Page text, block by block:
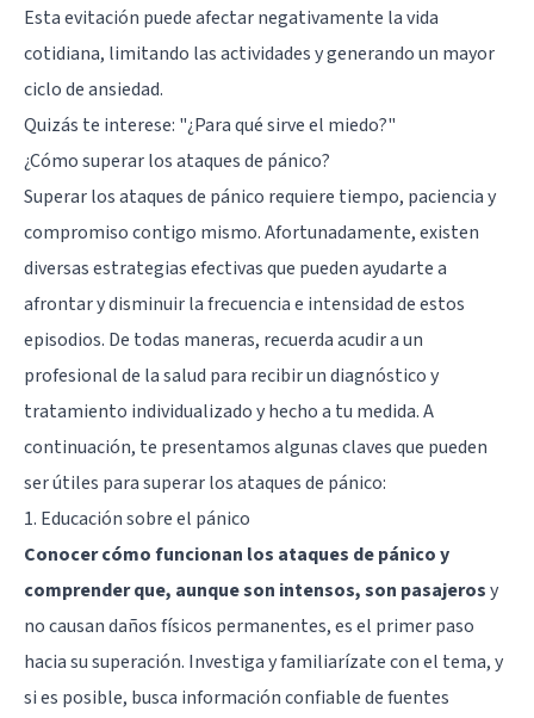
Esta evitación puede afectar negativamente la vida
cotidiana, limitando las actividades y generando un mayor
ciclo de ansiedad.
Quizás te interese: "¿Para qué sirve el miedo?"
¿Cómo superar los ataques de pánico?
Superar los ataques de pánico requiere tiempo, paciencia y
compromiso contigo mismo. Afortunadamente, existen
diversas estrategias efectivas que pueden ayudarte a
afrontar y disminuir la frecuencia e intensidad de estos
episodios. De todas maneras, recuerda acudir a un
profesional de la salud para recibir un diagnóstico y
tratamiento individualizado y hecho a tu medida. A
continuación, te presentamos algunas claves que pueden
ser útiles para superar los ataques de pánico:
1. Educación sobre el pánico
Conocer cómo funcionan los ataques de pánico y
comprender que, aunque son intensos, son pasajerosy
no causan daños físicos permanentes, es el primer paso
hacia su superación. Investiga y familiarízate con el tema, y
si es posible, busca información confiable de fuentes